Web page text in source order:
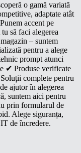
o gamă variată
adaptate atât
accent pe
să faci alegerea
– suntem
pentru a alege
prompt atunci
✔ Produse verificate
complete pentru
ajutor în alegerea
suntem aici pentru
prin formularul de
Alege siguranța,
de încredere.